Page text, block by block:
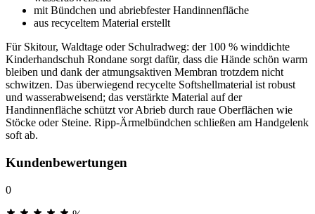
mit Bündchen und abriebfester Handinnenfläche
aus recyceltem Material erstellt
Für Skitour, Waldtage oder Schulradweg: der 100 % winddichte
Kinderhandschuh Rondane sorgt dafür, dass die Hände schön warm
bleiben und dank der atmungsaktiven Membran trotzdem nicht
schwitzen. Das überwiegend recycelte Softshellmaterial ist robust
und wasserabweisend; das verstärkte Material auf der
Handinnenfläche schützt vor Abrieb durch raue Oberflächen wie
Stöcke oder Steine. Ripp-Ärmelbündchen schließen am Handgelenk
soft ab.
Kundenbewertungen
0